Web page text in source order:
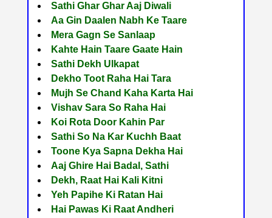
Sathi Ghar Ghar Aaj Diwali
Aa Gin Daalen Nabh Ke Taare
Mera Gagn Se Sanlaap
Kahte Hain Taare Gaate Hain
Sathi Dekh Ulkapat
Dekho Toot Raha Hai Tara
Mujh Se Chand Kaha Karta Hai
Vishav Sara So Raha Hai
Koi Rota Door Kahin Par
Sathi So Na Kar Kuchh Baat
Toone Kya Sapna Dekha Hai
Aaj Ghire Hai Badal, Sathi
Dekh, Raat Hai Kali Kitni
Yeh Papihe Ki Ratan Hai
Hai Pawas Ki Raat Andheri